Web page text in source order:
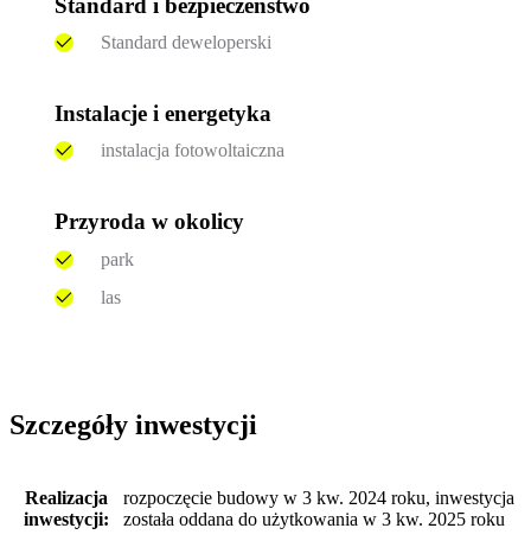
Standard i bezpieczeństwo
Standard deweloperski
Instalacje i energetyka
instalacja fotowoltaiczna
Przyroda w okolicy
park
las
Szczegóły inwestycji
Realizacja
inwestycji:
rozpoczęcie budowy w 3 kw. 2024 roku, inwestycja
została oddana do użytkowania w 3 kw. 2025 roku